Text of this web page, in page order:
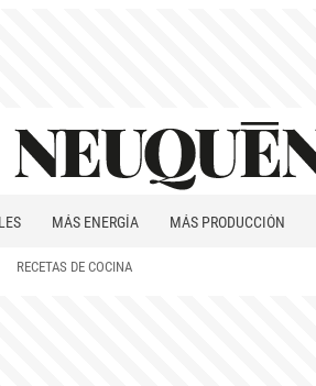
MÁS ENERGÍA MÁS PRODUCCIÓN
RECETAS DE COCINA